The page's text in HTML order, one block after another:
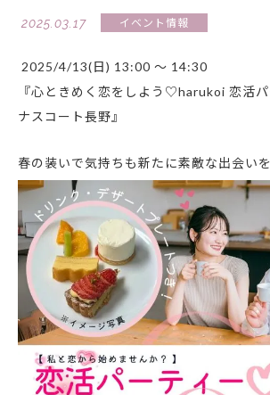
2025.03.17 イベント情報
2025/4/13(日) 13:00 ～ 14:30
『心ときめく恋をしよう♡harukoi 恋活
ナスコート長野』
春の装いで気持ちも新たに素敵な出会い